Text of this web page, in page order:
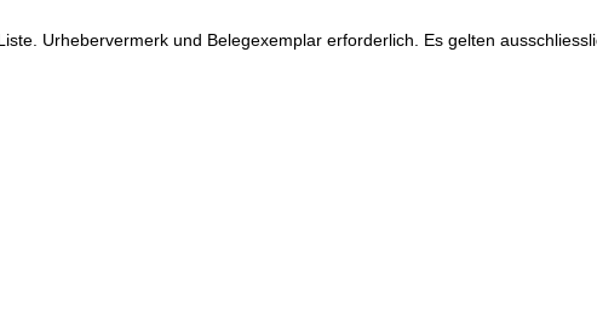
Urhebervermerk und Belegexemplar erforderlich. Es gelten